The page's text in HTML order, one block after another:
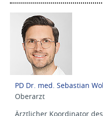
PD Dr. med. Sebastian
Oberarzt
Ärztlicher Koordinator